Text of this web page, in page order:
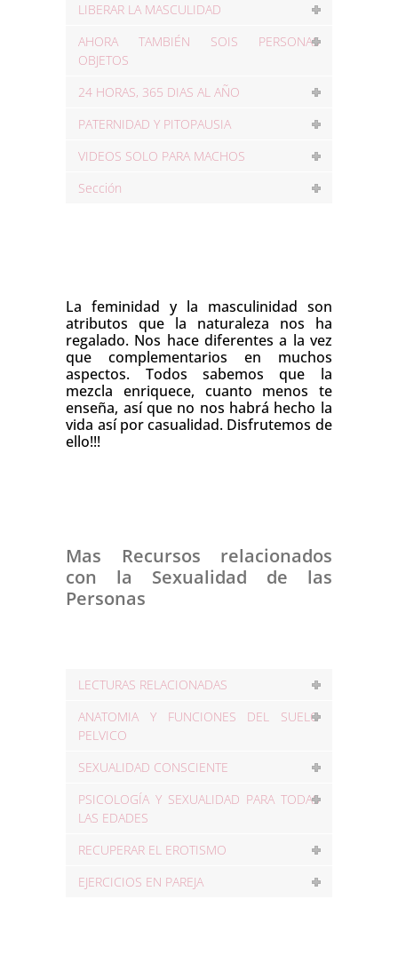
LIBERAR LA MASCULIDAD
AHORA TAMBIÉN SOIS PERSONAS
OBJETOS
24 HORAS, 365 DIAS AL AÑO
PATERNIDAD Y PITOPAUSIA
VIDEOS SOLO PARA MACHOS
Sección
La feminidad y la masculinidad son
atributos que la naturaleza nos ha
regalado. Nos hace diferentes a la vez
que complementarios en muchos
aspectos. Todos sabemos que la
mezcla enriquece, cuanto menos te
enseña, así que no nos habrá hecho la
vida así por casualidad. Disfrutemos de
ello!!!
Mas Recursos relacionados
con la Sexualidad de las
Personas
LECTURAS RELACIONADAS
ANATOMIA Y FUNCIONES DEL SUELO
PELVICO
SEXUALIDAD CONSCIENTE
PSICOLOGÍA Y SEXUALIDAD PARA TODAS
LAS EDADES
RECUPERAR EL EROTISMO
EJERCICIOS EN PAREJA